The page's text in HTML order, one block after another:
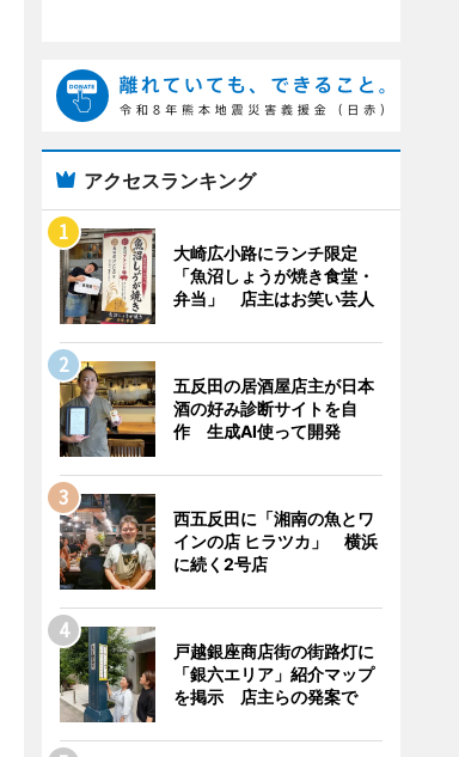
アクセスランキング
大崎広小路にランチ限定
「魚沼しょうが焼き食堂・
弁当」 店主はお笑い芸人
五反田の居酒屋店主が日本
酒の好み診断サイトを自
作 生成AI使って開発
西五反田に「湘南の魚とワ
インの店 ヒラツカ」 横浜
に続く2号店
戸越銀座商店街の街路灯に
「銀六エリア」紹介マップ
を掲示 店主らの発案で